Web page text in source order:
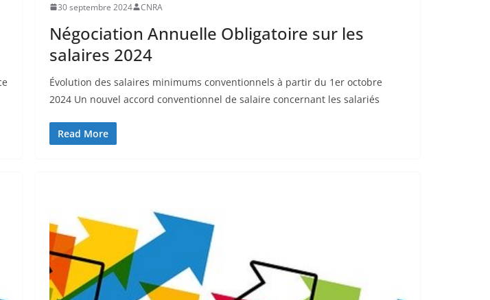
30 septembre 2024 CNRA
Négociation Annuelle Obligatoire sur les
salaires 2024
Évolution des salaires minimums conventionnels à partir du 1er octobre
2024 Un nouvel accord conventionnel de salaire concernant les salariés
Read More